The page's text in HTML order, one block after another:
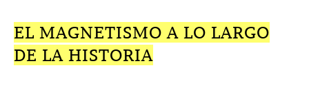
EL MAGNETISMO A LO LARGO
DE LA HISTORIA